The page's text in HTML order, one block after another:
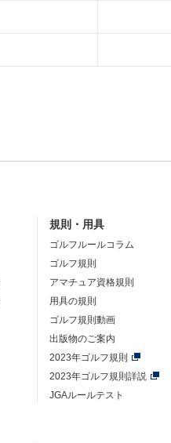
規則・用具
ゴルフルールコラム
ゴルフ規則
アマチュア資格規則
用具の規則
ゴルフ規則動画
出版物のご案内
2023年ゴルフ規則
2023年ゴルフ規則詳説
JGAルールテスト